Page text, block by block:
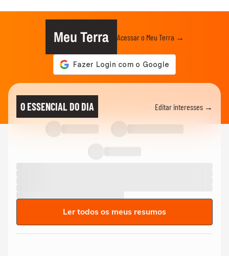
Meu Terra Acessar o Meu Terra →
O ESSENCIAL DO DIA Editar interesses →
Ler todos os meus resumos